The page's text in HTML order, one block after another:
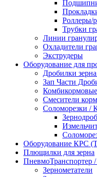
Роллеры/
Трубки
Линии
Охладители
Экструдеры
Оборудование для
Дробилки
Зап Части
Смесители
Соломорезки /
Оборудование КРС
Плющилки для зерна
ПневмоТранспортер
Зернометатели